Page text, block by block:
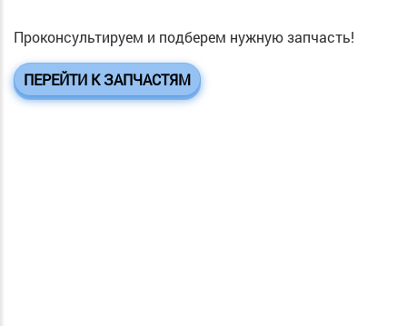
Проконсультируем и подберем нужную запчасть!
ПЕРЕЙТИ К ЗАПЧАСТЯМ